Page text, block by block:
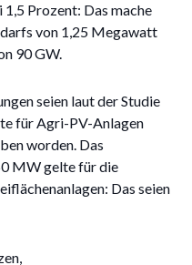
Prozent: Das mache
von 1,25 Megawatt
90 GW.
seien laut der Studie
für Agri-PV-Anlagen
worden. Das
MW gelte für die
Das seien